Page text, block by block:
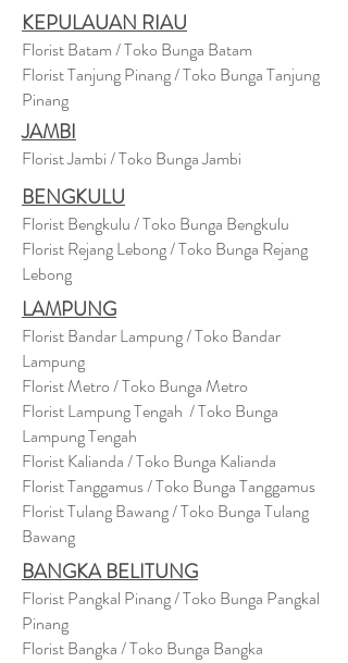
KEPULAUAN RIAU
Florist Batam / Toko Bunga Batam
Florist Tanjung Pinang / Toko Bunga Tanjung
Pinang
JAMBI
Florist Jambi / Toko Bunga Jambi
BENGKULU
Florist Bengkulu / Toko Bunga Bengkulu
Florist Rejang Lebong / Toko Bunga Rejang
Lebong
LAMPUNG
Florist Bandar Lampung / Toko Bandar
Lampung
Florist Metro / Toko Bunga Metro
Florist Lampung Tengah / Toko Bunga
Lampung Tengah
Florist Kalianda / Toko Bunga Kalianda
Florist Tanggamus / Toko Bunga Tanggamus
Florist Tulang Bawang / Toko Bunga Tulang
Bawang
BANGKA BELITUNG
Florist Pangkal Pinang / Toko Bunga Pangkal
Pinang
Florist Bangka / Toko Bunga Bangka